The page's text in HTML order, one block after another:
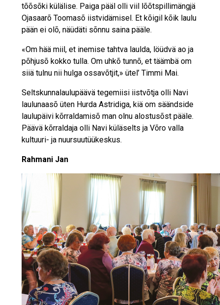
tõõsõki külälise. Paiga pääl olli viil lõõtspillimängjä
Ojasaarõ Toomasõ iistvidämisel. Et kõigil kõik laulu
pään ei olõ, näüdäti sõnnu saina pääle.
«Om hää miil, et inemise tahtva laulda, löüdvä ao ja
põhjusõ kokko tulla. Om uhkõ tunnõ, et täämbä om
siiä tulnu nii hulga ossavõtjit,» ütel’ Timmi Mai.
Seltskunnalaulupäävä tegemiisi iistvõtja olli Navi
laulunaasõ üten Hurda Astridiga, kiä om säändside
laulupäivi kõrraldamisõ man olnu alostusõst pääle.
Päävä kõrraldaja olli Navi küläselts ja Võro valla
kultuuri- ja nuursuutüükeskus.
Rahmani Jan